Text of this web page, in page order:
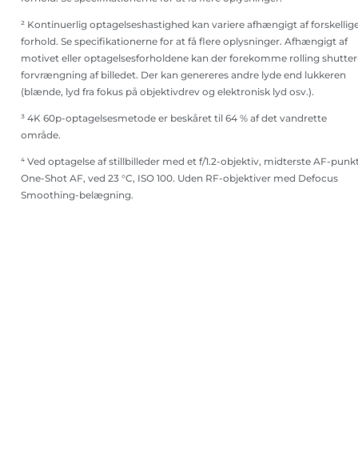
² Kontinuerlig optagelseshastighed kan variere afhængigt af
forhold. Se specifikationerne for at få flere oplysninger. Afhængigt af
motivet eller optagelsesforholdene kan der forekomme rolling
forvrængning af billedet. Der kan genereres andre lyde end lukkeren
(blænde, lyd fra fokus på objektivdrev og elektronisk lyd osv.).
³ 4K 60p-optagelsesmetode er beskåret til 64 % af det vandrette
område.
⁴ Ved optagelse af stillbilleder med et f/1.2-objektiv, midterste AF-
One-Shot AF, ved 23 °C, ISO 100. Uden RF-objektiver med Defocus
Smoothing-belægning.